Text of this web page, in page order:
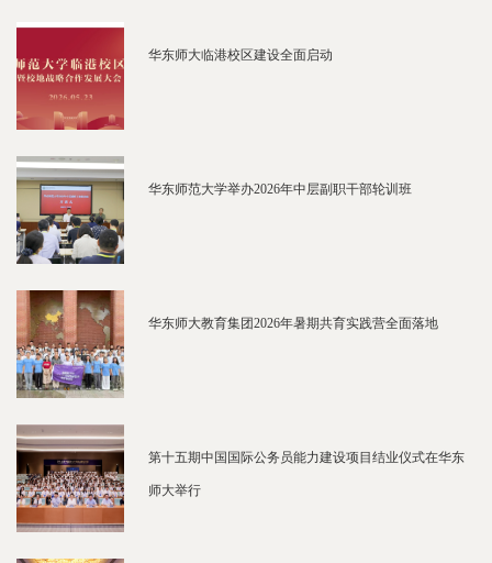
华东师大临港校区建设全面启动
华东师范大学举办2026年中层副职干部轮训班
华东师大教育集团2026年暑期共育实践营全面落地
第十五期中国国际公务员能力建设项目结业仪式在华东
师大举行